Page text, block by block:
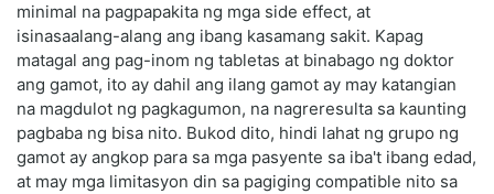
minimal na pagpapakita ng mga side effect, at
isinasaalang-alang ang ibang kasamang sakit. Kapag
matagal ang pag-inom ng tabletas at binabago ng doktor
ang gamot, ito ay dahil ang ilang gamot ay may katangian
na magdulot ng pagkagumon, na nagreresulta sa kaunting
pagbaba ng bisa nito. Bukod dito, hindi lahat ng grupo ng
gamot ay angkop para sa mga pasyente sa iba't ibang edad,
at may mga limitasyon din sa pagiging compatible nito sa